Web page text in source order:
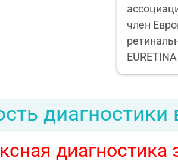
член
EURETINA
диагностика